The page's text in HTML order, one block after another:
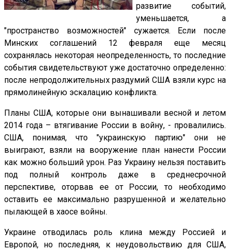
развитие событий,
уменьшается, а
"пространство возможностей" сужается. Если после
Минских соглашений 12 февраля еще месяц
сохранялась некоторая неопределенность, то последние
события свидетельствуют уже достаточно определенно:
после непродолжительных раздумий США взяли курс на
прямолинейную эскалацию конфликта.
Планы США, которые они вынашивали весной и летом
2014 года – втягивание России в войну, - провалились.
США, понимая, что "украинскую партию" они не
выиграют, взяли на вооружение план нанести России
как можно больший урон. Раз Украину нельзя поставить
под полный контроль даже в среднесрочной
перспективе, оторвав ее от России, то необходимо
оставить ее максимально разрушенной и желательно
пылающей в хаосе войны.
Украине отводилась роль клина между Россией и
Европой, но последняя, к неудовольствию для США,